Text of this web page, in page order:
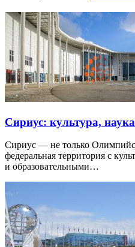
Сириус: культура,
Сириус — не только
федеральная территория с
и образовательными…